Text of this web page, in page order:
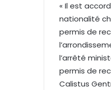
« Il est
nationalité
permis de
l’arrêté
permis de
Calistus